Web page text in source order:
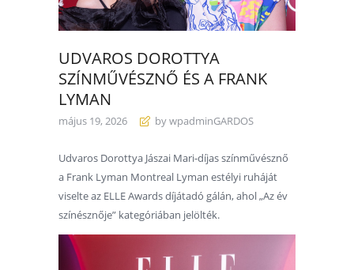
UDVAROS DOROTTYA
SZÍNMŰVÉSZNŐ ÉS A FRANK
LYMAN
május 19, 2026 by wpadminGARDOS
Udvaros Dorottya Jászai Mari-díjas színművésznő
a Frank Lyman Montreal Lyman estélyi ruháját
viselte az ELLE Awards díjátadó gálán, ahol „Az év
színésznője” kategóriában jelölték.